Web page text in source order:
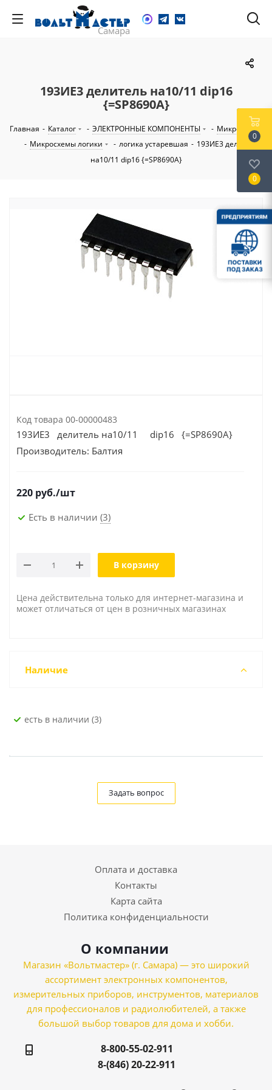
193ИЕ3 делитель на10/11 dip16
{=SP8690A}
Главная - Каталог - ЭЛЕКТРОННЫЕ КОМПОНЕНТЫ - Микросхемы
- Микросхемы логики - логика устаревшая - 193ИЕ3 делитель
на10/11 dip16 {=SP8690A}
Код товара 00-00000483
193ИЕ3 делитель на10/11 dip16 {=SP8690A}
Производитель: Балтия
220 руб./шт
Есть в наличии (3)
В корзину
Цена действительна только для интернет-магазина и
может отличаться от цен в розничных магазинах
Наличие
Есть в наличии (3)
Задать вопрос
Оплата и доставка
Контакты
Карта сайта
Политика конфиденциальности
О компании
Магазин «Вольтмастер» (г. Самара) — это широкий
ассортимент электронных компонентов,
измерительных приборов, инструментов, материалов
для профессионалов и радиолюбителей, а также
большой выбор товаров для дома и хобби.
8-800-55-02-911
8-(846) 20-22-911
0
0